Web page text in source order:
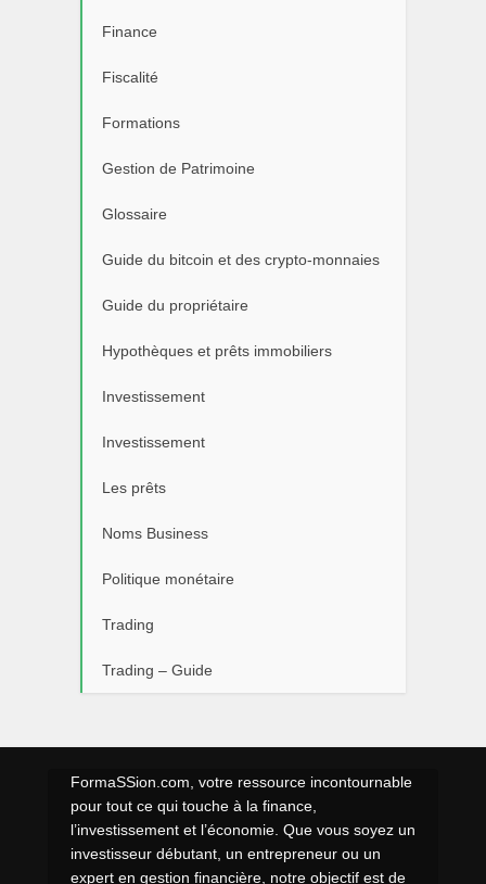
Finance
Fiscalité
Formations
Gestion de Patrimoine
Glossaire
Guide du bitcoin et des crypto-monnaies
Guide du propriétaire
Hypothèques et prêts immobiliers
Investissement
Investissement
Les prêts
Noms Business
Politique monétaire
Trading
Trading – Guide
FormaSSion.com, votre ressource incontournable
pour tout ce qui touche à la finance,
l’investissement et l’économie. Que vous soyez un
investisseur débutant, un entrepreneur ou un
expert en gestion financière, notre objectif est de